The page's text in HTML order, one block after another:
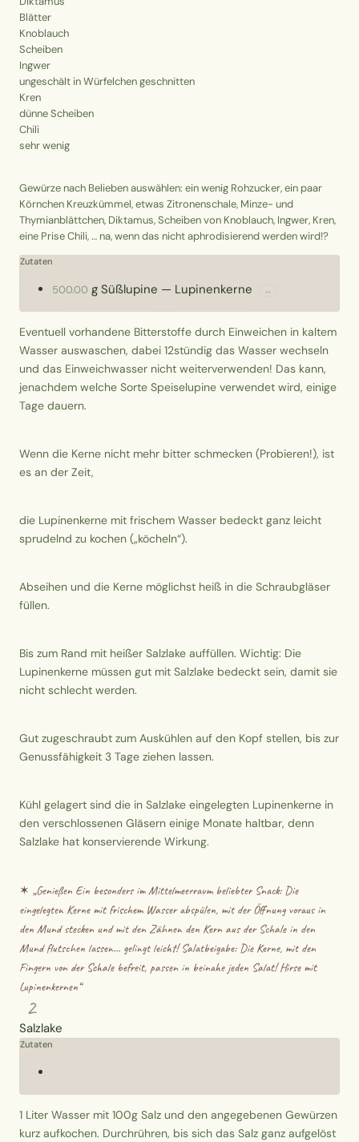
Blätter
Knoblauch
Scheiben
Ingwer
ungeschält in Würfelchen geschnitten
Kren
dünne Scheiben
Chili
sehr wenig
Gewürze nach Belieben auswählen: ein wenig Rohzucker, ein paar
Körnchen Kreuzkümmel, etwas Zitronenschale, Minze- und
Thymianblättchen, Diktamus, Scheiben von Knoblauch, Ingwer, Kren,
eine Prise Chili, … na, wenn das nicht aphrodisierend werden wird!?
Zutaten
500.00 g Süßlupine — Lupinenkerne ↔
Eventuell vorhandene Bitterstoffe durch Einweichen in kaltem
Wasser auswaschen, dabei 12stündig das Wasser wechseln
und das Einweichwasser nicht weiterverwenden! Das kann,
jenachdem welche Sorte Speiselupine verwendet wird, einige
Tage dauern.
Wenn die Kerne nicht mehr bitter schmecken (Probieren!), ist
es an der Zeit,
die Lupinenkerne mit frischem Wasser bedeckt ganz leicht
sprudelnd zu kochen („köcheln“).
Abseihen und die Kerne möglichst heiß in die Schraubgläser
füllen.
Bis zum Rand mit heißer Salzlake auffüllen. Wichtig: Die
Lupinenkerne müssen gut mit Salzlake bedeckt sein, damit sie
nicht schlecht werden.
Gut zugeschraubt zum Auskühlen auf den Kopf stellen, bis zur
Genussfähigkeit 3 Tage ziehen lassen.
Kühl gelagert sind die in Salzlake eingelegten Lupinenkerne in
den verschlossenen Gläsern einige Monate haltbar, denn
Salzlake hat konservierende Wirkung.
✶ „Genießen Ein besonders im Mittelmeerraum beliebter Snack: Die
eingelegten Kerne mit frischem Wasser abspülen, mit der Öffnung voraus in
den Mund stecken und mit den Zähnen den Kern aus der Schale in den
Mund flutschen lassen… gelingt leicht! Salatbeigabe: Die Kerne, mit den
Fingern von der Schale befreit, passen in beinahe jeden Salat! Hirse mit
Lupinenkernen“
2
Salzlake
Zutaten
1 Liter Wasser mit 100g Salz und den angegebenen Gewürzen
kurz aufkochen. Durchrühren, bis sich das Salz ganz aufgelöst